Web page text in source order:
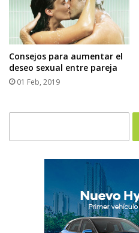
Consejos para aumentar el
deseo sexual entre pareja
01 Feb, 2019